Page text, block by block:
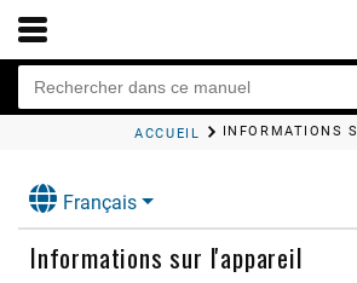
ACCUEIL
Français
Informations sur l'appareil